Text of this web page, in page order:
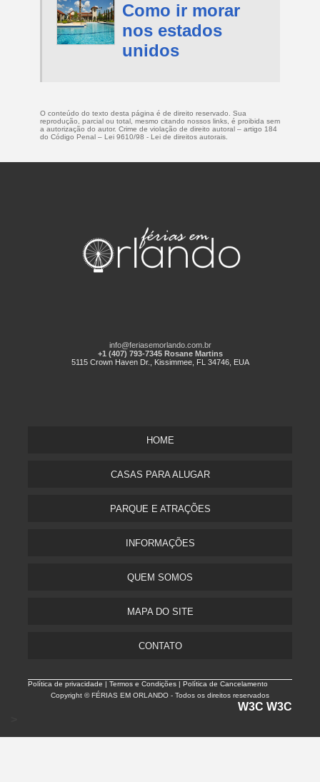
Como ir morar
nos estados
unidos
O conteúdo do texto desta página é de direito reservado. Sua
reprodução, parcial ou total, mesmo citando nossos links, é proibida sem
a autorização do autor. Crime de violação de direito autoral – artigo 184
do Código Penal – Lei 9610/98 - Lei de direitos autorais
info@feriasemorlando.com.br
+1 (407) 793-7345 Rosane Martins
5115 Crown Haven Dr., Kissimmee, FL 34746, EUA
HOME
CASAS PARA ALUGAR
PARQUE E ATRAÇÕES
INFORMAÇÕES
QUEM SOMOS
MAPA DO SITE
CONTATO
Política de privacidade |Termos e Condições | Política de Cancelamento
Copyright © FÉRIAS EM ORLANDO - Todos os direitos reservados
W3C W3C